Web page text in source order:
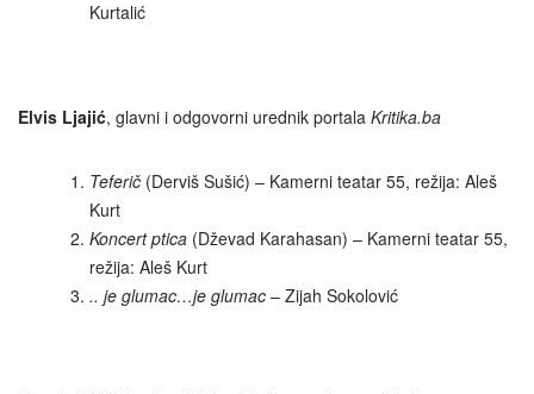
Kurtalić
Elvis Ljajić, glavni i odgovorni urednik portala Kritika.ba
Teferič (Derviš Sušić) – Kamerni teatar 55, režija: Aleš
Kurt
Koncert ptica (Dževad Karahasan) – Kamerni teatar 55,
režija: Aleš Kurt
.. je glumac…je glumac – Zijah Sokolović